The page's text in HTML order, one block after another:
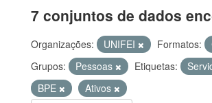
7 conjuntos de dados
Organizações: UNIFEI Formatos:
Grupos:
Pessoas Etiquetas:
BPE
Ativos